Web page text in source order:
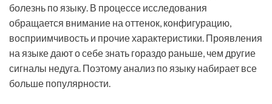
болезнь по языку. В процессе исследования
обращается внимание на оттенок, конфигурацию,
восприимчивость и прочие характеристики. Проявления
на языке дают о себе знать гораздо раньше, чем другие
сигналы недуга. Поэтому анализ по языку набирает все
больше популярности.